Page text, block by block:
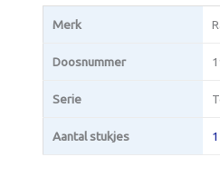
Merk
Doosnummer
Serie
Aantal stukjes